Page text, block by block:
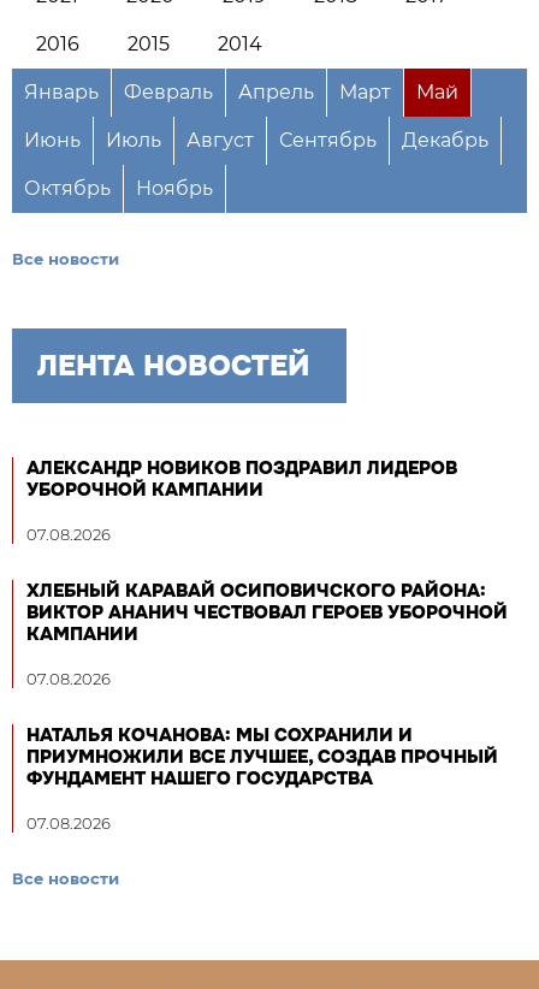
2016 2015 2014
Январь Февраль Апрель Март Май
Июнь Июль Август Сентябрь Декабрь
Октябрь Ноябрь
Все новости
ЛЕНТА НОВОСТЕЙ
АЛЕКСАНДР НОВИКОВ ПОЗДРАВИЛ ЛИДЕРОВ
УБОРОЧНОЙ КАМПАНИИ
07.08.2026
ХЛЕБНЫЙ КАРАВАЙ ОСИПОВИЧСКОГО РАЙОНА:
ВИКТОР АНАНИЧ ЧЕСТВОВАЛ ГЕРОЕВ УБОРОЧНОЙ
КАМПАНИИ
07.08.2026
НАТАЛЬЯ КОЧАНОВА: МЫ СОХРАНИЛИ И
ПРИУМНОЖИЛИ ВСЕ ЛУЧШЕЕ, СОЗДАВ ПРОЧНЫЙ
ФУНДАМЕНТ НАШЕГО ГОСУДАРСТВА
07.08.2026
Все новости